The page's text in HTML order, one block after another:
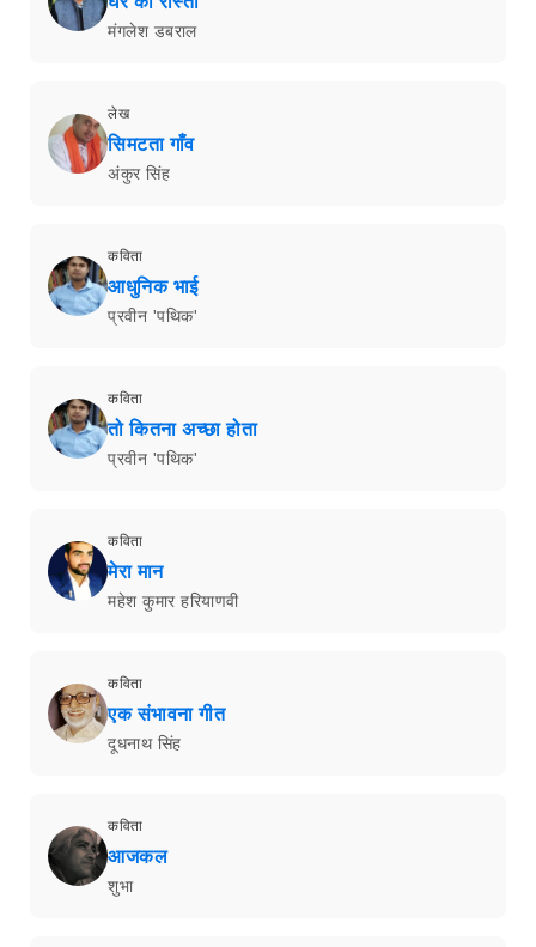
मंगलेश डबराल
लेख
सिमटता गाँव
अंकुर सिंह
कविता
आधुनिक भाई
प्रवीन 'पथिक'
कविता
तो कितना अच्छा होता
प्रवीन 'पथिक'
कविता
मेरा मान
महेश कुमार हरियाणवी
कविता
एक संभावना गीत
दूधनाथ सिंह
कविता
आजकल
शुभा